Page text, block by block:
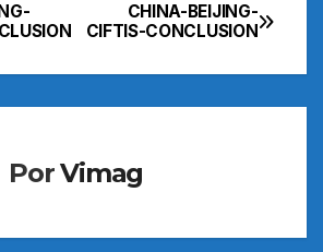
CHINA-BEIJING-
CIFTIS-CONCLUSION
PorVimag